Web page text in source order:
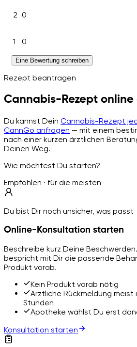
2 0
1 0
Eine Bewertung schreiben
Rezept beantragen
Cannabis-Rezept
Du kannst Dein Cannabis-Rezept
CannGo anfragen — mit einem
nach einer kurzen ärztlichen
Deinen Weg.
Wie möchtest Du starten?
Empfohlen · für die meisten
Du bist Dir noch unsicher, was passt
Online-Konsultation starten
Beschreibe kurz Deine
bespricht mit Dir die passende
Produkt vorab.
Kein Produkt vorab nötig
Ärztliche Rückmeldung meist
Stunden
Apotheke wählst Du erst
Konsultation starten